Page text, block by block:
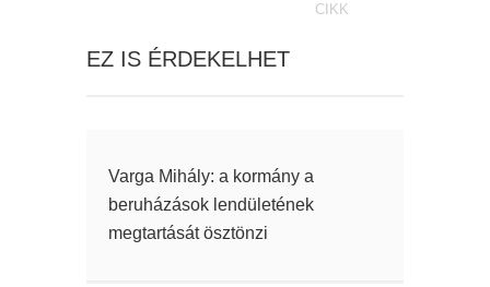
CIKK
EZ IS ÉRDEKELHET
Varga Mihály: a kormány a
beruházások lendületének
megtartását ösztönzi